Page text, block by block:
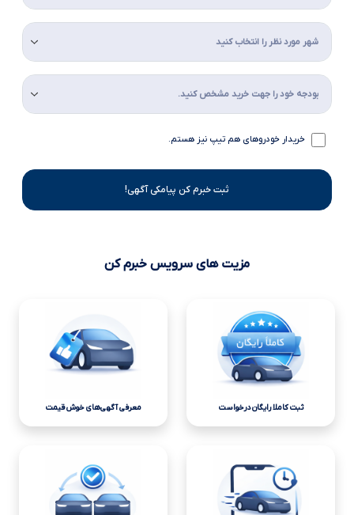
خریدار خودروهای هم تیپ نیز هستم.
ثبت خبرم کن پیامکی آگهی!
مزیت های سرویس خبرم کن
ثبت کاملا رایگان درخواست معرفی آگهی‌های خوش قیمت